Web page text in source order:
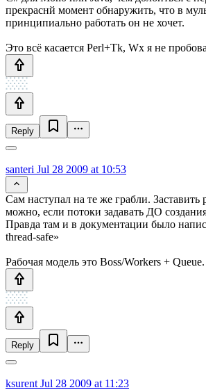
прекраснй момент обнаружить, что в
принципиально работать он не хочет.
Это всё касается Perl+Tk, Wx я не
Reply
santeri Jul 28 2009 at 10:53
Cам наступал на те же грабли. Заставить
можно, если потоки задавать ДО
Правда там и в документации было
thread-safe»
Рабочая модель это Boss/Workers + Queue.
Reply
ksurent Jul 28 2009 at 11:23